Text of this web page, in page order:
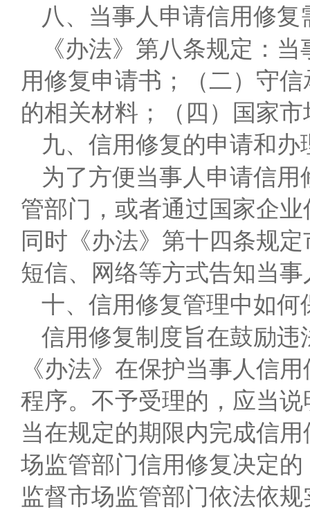
八、当事人申请信用修
《办法》第八条规定：
用修复申请书；（二）守
的相关材料；（四）国家
九、信用修复的申请和办
为了方便当事人申请信
管部门，或者通过国家企
同时《办法》第十四条规
短信、网络等方式告知当
十、信用修复管理中如
信用修复制度旨在鼓励
《办法》在保护当事人信
程序。不予受理的，应当
当在规定的期限内完成信
场监管部门信用修复决定
监督市场监管部门依法依